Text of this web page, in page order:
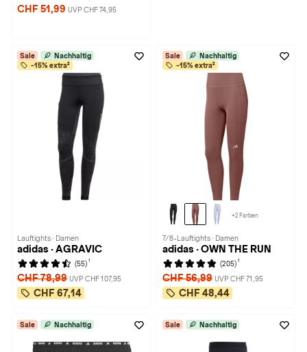
CHF 51,99 UVP CHF 74,95
Sale
Nachhaltig
-15% extra²
Lauftights · Damen
adidas · AGRAVIC
(55) 1
CHF 78,99 UVP CHF 107,95
CHF 67,14
Sale
Nachhaltig
-15% extra²
+2 Farben
7/8-Lauftights · Damen
adidas · OWN THE RUN
(205) 1
CHF 56,99 UVP CHF 71,95
CHF 48,44
Sale Nachhaltig Sale Nachhaltig